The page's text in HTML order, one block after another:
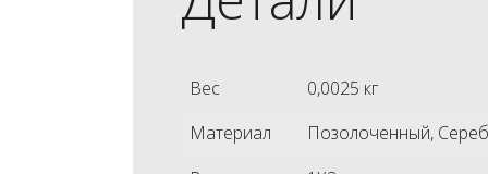
Вес
0,0025 кг
Материал
Позолоченный,